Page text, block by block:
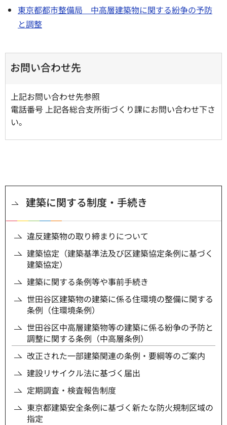
東京都都市整備局 中高層建築物に関する紛争の予防
と調整
お問い合わせ先
上記お問い合わせ先参照
電話番号 上記各総合支所街づくり課にお問い合わせ下さ
い。
建築に関する制度・手続き
違反建築物の取り締まりについて
建築協定（建築基準法及び区建築協定条例に基づく
建築協定）
建築に関する条例等や事前手続き
世田谷区建築物の建築に係る住環境の整備に関する
条例（住環境条例）
世田谷区中高層建築物等の建築に係る紛争の予防と
調整に関する条例（中高層条例）
改正された一部建築関連の条例・要綱等のご案内
建設リサイクル法に基づく届出
定期調査・検査報告制度
東京都建築安全条例に基づく新たな防火規制区域の
指定